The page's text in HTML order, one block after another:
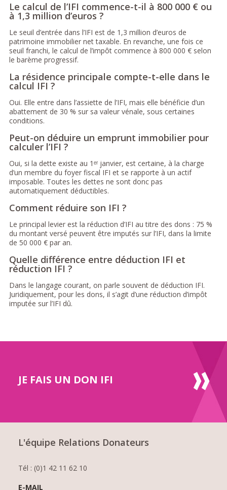
Le calcul de l’IFI commence-t-il à 800 000 € ou
à 1,3 million d’euros ?
Le seuil d’entrée dans l’IFI est de 1,3 million d’euros de
patrimoine immobilier net taxable. En revanche, une fois ce
seuil franchi, le calcul de l’impôt commence à 800 000 € selon
le barème progressif.
La résidence principale compte-t-elle dans le
calcul IFI ?
Oui. Elle entre dans l’assiette de l’IFI, mais elle bénéficie d’un
abattement de 30 % sur sa valeur vénale, sous certaines
conditions.
Peut-on déduire un emprunt immobilier pour
calculer l’IFI ?
Oui, si la dette existe au 1ᵉʳ janvier, est certaine, à la charge
d’un membre du foyer fiscal IFI et se rapporte à un actif
imposable. Toutes les dettes ne sont donc pas
automatiquement déductibles.
Comment réduire son IFI ?
Le principal levier est la réduction d’IFI au titre des dons : 75 %
du montant versé peuvent être imputés sur l’IFI, dans la limite
de 50 000 € par an.
Quelle différence entre déduction IFI et
réduction IFI ?
Dans le langage courant, on parle souvent de déduction IFI.
Juridiquement, pour les dons, il s’agit d’une réduction d’impôt
imputée sur l’IFI dû.
JE FAIS UN DON IFI
L'équipe Relations Donateurs
Tél : (0)1 42 11 62 10
E-MAIL